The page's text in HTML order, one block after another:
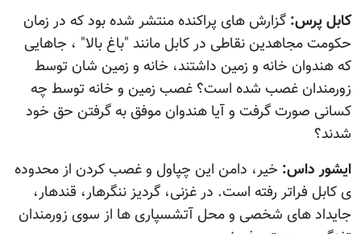
کابل پرس: گزارش های پراکنده منتشر شده بود که در زمان
حکومت مجاهدین نقاطی در کابل مانند "باغ بالا" ، جاهایی
که هندوان خانه و زمین داشتند، خانه و زمین شان توسط
زورمندان غصب شده است؟ غصب زمین و خانه توسط چه
کسانی صورت گرفت و آيا هندوان موفق به گرفتن حق خود
شدند؟
ایشور داس: خیر، دامن این چپاول و غصب کردن از محدوده
ی کابل فراتر رفته است. در غزنی، گردیز ننگرهار، قندهار،
جایداد های شخصی و محل آتشسپاری ها از سوی زورمندان